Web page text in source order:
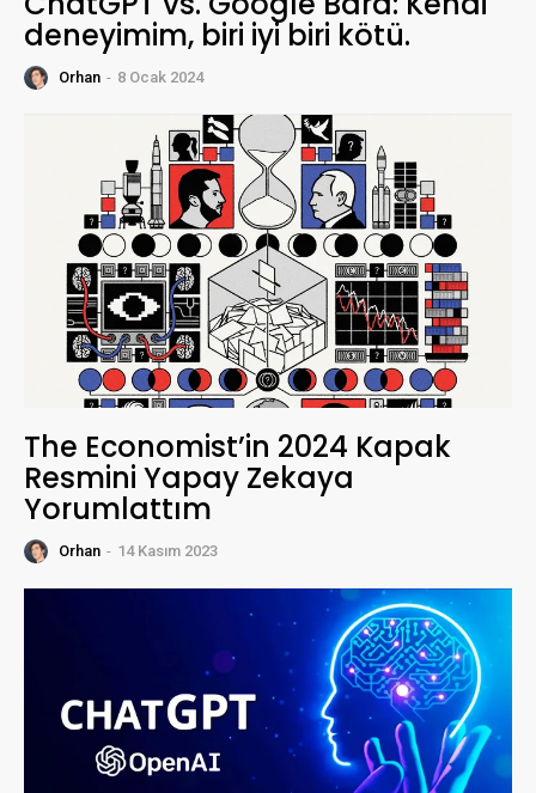
deneyimim, biri iyi biri kötü.
Orhan - 8 Ocak 2024
The Economist’in 2024 Kapak
Resmini Yapay Zekaya
Yorumlattım
Orhan - 14 Kasım 2023